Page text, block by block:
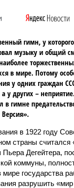
гимн, у
музыку и общий
в мире. Потому
у одних граждан
у других –
в гимне
в 1922 году
страны считался
Дегейтера,
коммуны,
мире государства
разрушить